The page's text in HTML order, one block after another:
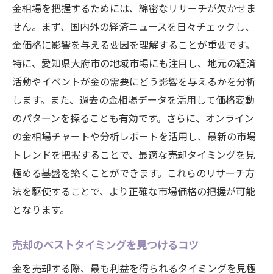
金相場を把握するためには、綿密なリサーチが欠かせま
せん。まず、国内外の経済ニュースを日々チェックし、
金価格に影響を与える要因を理解することが重要です。
特に、愛知県大府市の地域市場にも注目し、地元の経済
活動やイベントが金の需要にどう影響を与えるかを分析
します。また、過去の金相場データを活用して価格変動
のパターンを探ることも有効です。さらに、オンライン
の金相場チャートや分析レポートを活用し、最新の市場
トレンドを把握することで、最適な売却タイミングを見
極める基盤を築くことができます。これらのリサーチ方
法を駆使することで、より正確な市場価格の把握が可能
となります。
売却のベストタイミングを見つけるコツ
金を売却する際、最も利益を得られるタイミングを見極